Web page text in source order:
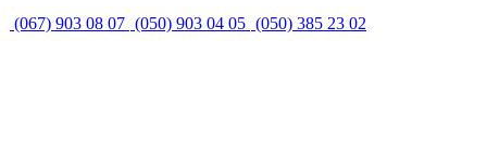
(067) 903 08 07 (050) 903 04 05 (050) 385 23 02